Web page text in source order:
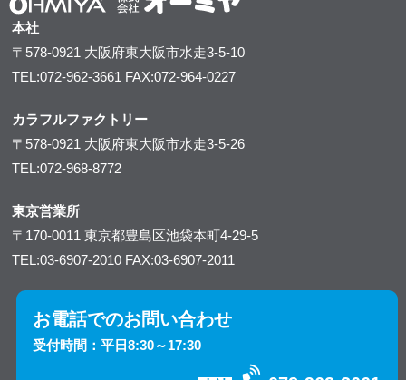
本社
〒578-0921 大阪府東大阪市水走3-5-10
TEL:072-962-3661 FAX:072-964-0227
カラフルファクトリー
〒578-0921 大阪府東大阪市水走3-5-26
TEL:072-968-8772
東京営業所
〒170-0011東京都豊島区池袋本町4-29-5
TEL:03-6907-2010 FAX:03-6907-2011
お電話でのお問い合わせ
受付時間：平日8:30～17:30